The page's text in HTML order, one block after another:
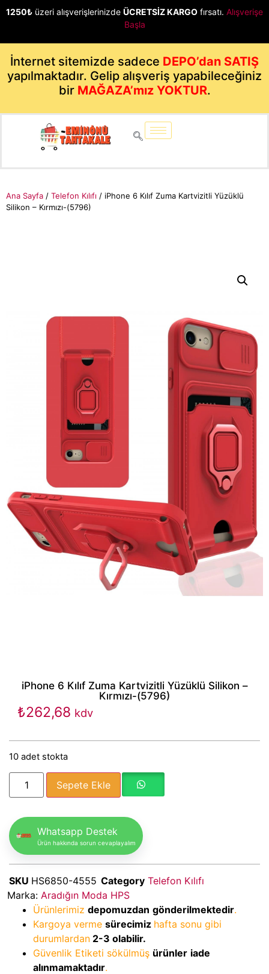
1250₺ üzeri alışverişlerinizde ÜCRETSİZ KARGO fırsatı. Alışverişe
Başla
İnternet sitemizde sadece DEPO’dan SATIŞ
yapılmaktadır. Gelip alışveriş yapabileceğiniz
bir MAĞAZA’mız YOKTUR.
Ana Sayfa / Telefon Kılıfı / iPhone 6 Kılıf Zuma Kartvizitli Yüzüklü
Silikon – Kırmızı-(5796)
iPhone 6 Kılıf Zuma Kartvizitli Yüzüklü Silikon –
Kırmızı-(5796)
₺262,68 kdv
10 adet stokta
Sepete Ekle
Whatsapp Destek
Ürün hakkında sorun cevaplayalım
SKU HS6850-4555 Category Telefon Kılıfı
Marka: Aradığın Moda HPS
Ürünlerimiz depomuzdan gönderilmektedir.
Kargoya verme sürecimiz hafta sonu gibi
durumlardan 2-3 olabilir.
Güvenlik Etiketi sökülmüş ürünler iade
alınmamaktadır.